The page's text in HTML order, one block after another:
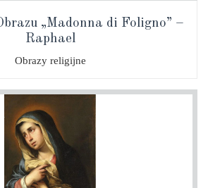
„Madonna di Foligno” –
Raphael
Obrazy religijne